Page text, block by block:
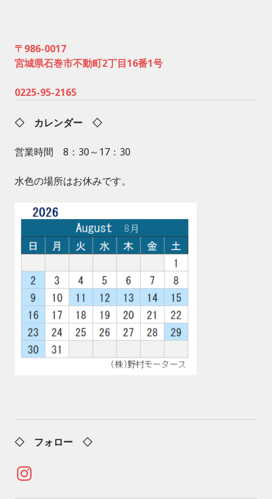
〒986-0017
宮城県石巻市不動町2丁目16番1号
0225-95-2165
◇ カレンダー ◇
営業時間 8：30～17：30
水色の場所はお休みです。
◇ フォロー ◇
Instagram